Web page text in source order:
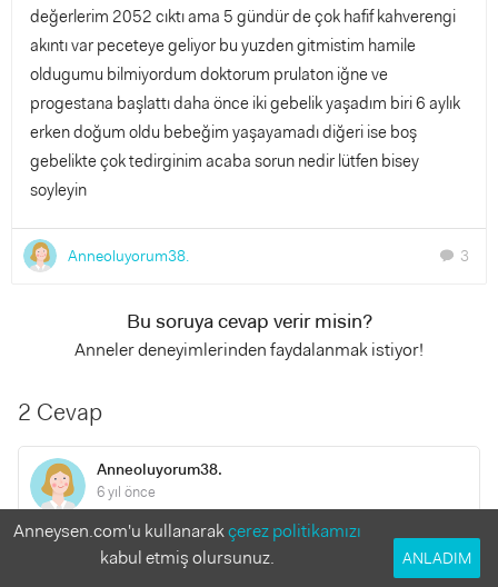
değerlerim 2052 cıktı ama 5 gündür de çok hafif kahverengi
akıntı var peceteye geliyor bu yuzden gitmistim hamile
oldugumu bilmiyordum doktorum prulaton iğne ve
progestana başlattı daha önce iki gebelik yaşadım biri 6 aylık
erken doğum oldu bebeğim yaşayamadı diğeri ise boş
gebelikte çok tedirginim acaba sorun nedir lütfen bisey
soyleyin
Anneoluyorum38. chat 3
Bu soruya cevap verir misin?
Anneler deneyimlerinden faydalanmak istiyor!
2 Cevap
Anneoluyorum38.
6 yıl önce
Salı günü gel keseyi görmem lazım dedi
Anneysen.com'u kullanarakçerez politikamızı
kabul etmiş olursunuz.
ANLADIM